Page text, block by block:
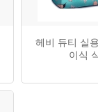
헤비 듀티 실
이식